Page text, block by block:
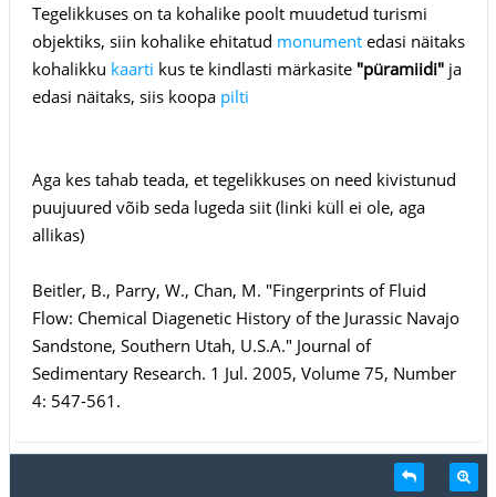
Tegelikkuses on ta kohalike poolt muudetud turismi
objektiks, siin kohalike ehitatud monumentedasi näitaks
kohalikku kaarti kus te kindlasti märkasite "püramiidi"ja
edasi näitaks, siis koopa pilti
Aga kes tahab teada, et tegelikkuses on need kivistunud
puujuured võib seda lugeda siit (linki küll ei ole, aga
allikas)
Beitler, B., Parry, W., Chan, M. "Fingerprints of Fluid
Flow: Chemical Diagenetic History of the Jurassic Navajo
Sandstone, Southern Utah, U.S.A." Journal of
Sedimentary Research. 1 Jul. 2005, Volume 75, Number
4: 547-561.